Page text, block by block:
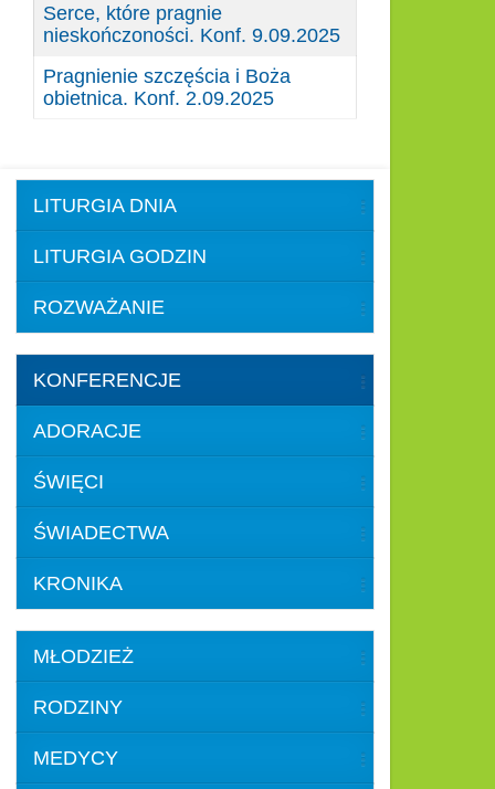
Serce, które pragnie
nieskończoności. Konf. 9.09.2025
Pragnienie szczęścia i Boża
obietnica. Konf. 2.09.2025
LITURGIA DNIA
LITURGIA GODZIN
ROZWAŻANIE
KONFERENCJE
ADORACJE
ŚWIĘCI
ŚWIADECTWA
KRONIKA
MŁODZIEŻ
RODZINY
MEDYCY